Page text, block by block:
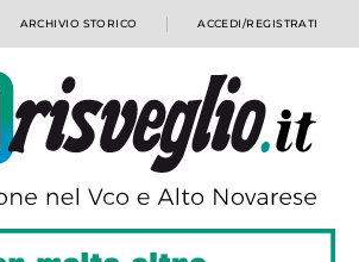
ARCHIVIO STORICO ACCEDI/REGISTRATI